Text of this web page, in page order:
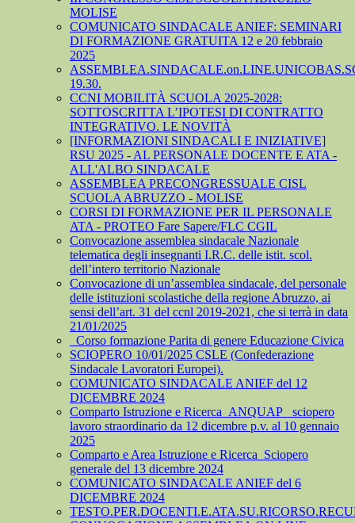
MOLISE
COMUNICATO SINDACALE ANIEF: SEMINARI
DI FORMAZIONE GRATUITA 12 e 20 febbraio
2025
19.30.
CCNI MOBILITÀ SCUOLA 2025-2028:
SOTTOSCRITTA L’IPOTESI DI CONTRATTO
INTEGRATIVO. LE NOVITÀ
[INFORMAZIONI SINDACALI E INIZIATIVE]
RSU 2025 - AL PERSONALE DOCENTE E ATA -
ALL'ALBO SINDACALE
ASSEMBLEA PRECONGRESSUALE CISL
SCUOLA ABRUZZO - MOLISE
CORSI DI FORMAZIONE PER IL PERSONALE
ATA - PROTEO Fare Sapere/FLC CGIL
Convocazione assemblea sindacale Nazionale
telematica degli insegnanti I.R.C. delle istit. scol.
dell’intero territorio Nazionale
Convocazione di un’assemblea sindacale, del personale
delle istituzioni scolastiche della regione Abruzzo, ai
sensi dell’art. 31 del ccnl 2019-2021, che si terrà in data
21/01/2025
_Corso formazione Parita di genere Educazione Civica
SCIOPERO 10/01/2025 CSLE (Confederazione
Sindacale Lavoratori Europei).
COMUNICATO SINDACALE ANIEF del 12
DICEMBRE 2024
Comparto Istruzione e Ricerca_ANQUAP_ sciopero
lavoro straordinario da 12 dicembre p.v. al 10 gennaio
2025
Comparto e Area Istruzione e Ricerca_Sciopero
generale del 13 dicembre 2024
COMUNICATO SINDACALE ANIEF del 6
DICEMBRE 2024